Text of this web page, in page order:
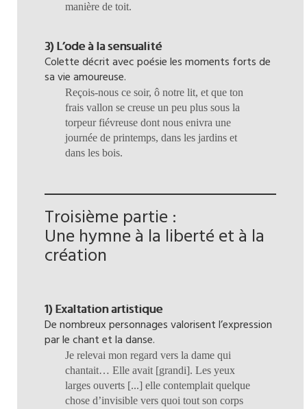
manière de toit.
3) L’ode à la sensualité
Colette décrit avec poésie les moments forts de
sa vie amoureuse.
Reçois-nous ce soir, ô notre lit, et que ton
frais vallon se creuse un peu plus sous la
torpeur fiévreuse dont nous enivra une
journée de printemps, dans les jardins et
dans les bois.
Troisième partie :
Une hymne à la liberté et à la
création
1) Exaltation artistique
De nombreux personnages valorisent l’expression
par le chant et la danse.
Je relevai mon regard vers la dame qui
chantait… Elle avait [grandi]. Les yeux
larges ouverts [...] elle contemplait quelque
chose d’invisible vers quoi tout son corps